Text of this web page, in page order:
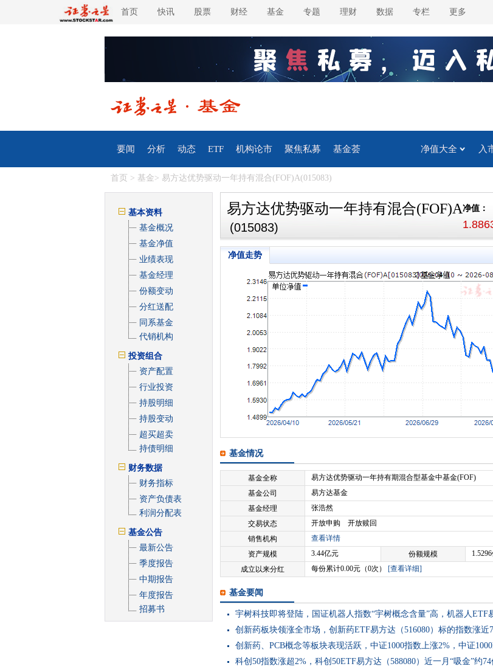
首页 快讯 股票 财经 基金 专题 理财 数据 专栏 更多
要闻 分析 动态 ETF 机构论市 聚焦私募 基金荟 净值大全 入
首页 > 基金> 易方达优势驱动一年持有混合(FOF)A(015083)
基本资料
基金概况
基金净值
业绩表现
基金经理
份额变动
分红送配
同系基金
代销机构
投资组合
资产配置
行业投资
持股明细
持股变动
超买超卖
持债明细
财务数据
财务指标
资产负债表
利润分配表
基金公告
最新公告
季度报告
中期报告
年度报告
招募书
易方达优势驱动一年持有混合(FOF)A
(015083)
净值：
净值走势
基金情况
基金全称
易方达优势驱动一年持有期混合型基金中基金(FOF)
基金公司
易方达基金
基金经理
张浩然
交易状态
开放申购 开放赎回
销售机构
查看详情
资产规模
3.44亿元 份额规模
成立以来分红
每份累计0.00元（0次） [查看详细]
基金要闻
宇树科技即将登陆，国证机器人指数“宇树概念含量”高，机器人ETF
创新药板块领涨全市场，创新药ETF易方达（516080）标的指数涨近
创新药、PCB概念等板块表现活跃，中证1000指数上涨2%，中证
科创50指数涨超2%，科创50ETF易方达（588080）近一月“吸金”约